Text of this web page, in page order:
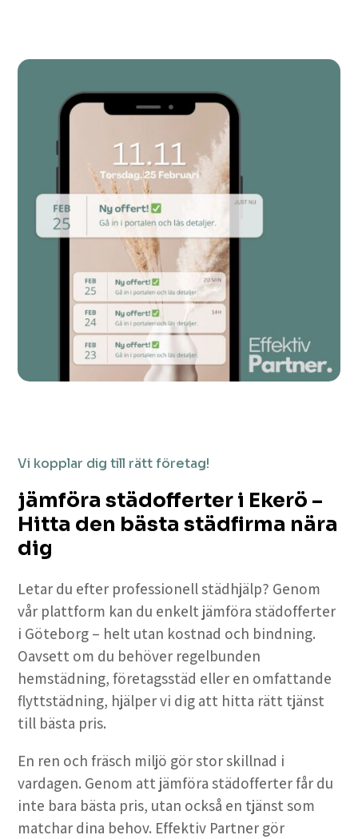
Vi kopplar dig till rätt företag!
jämföra städofferter i Ekerö –
Hitta den bästa städfirma nära
dig
Letar du efter professionell städhjälp? Genom
vår plattform kan du enkelt jämföra städofferter
i Göteborg – helt utan kostnad och bindning.
Oavsett om du behöver regelbunden
hemstädning, företagsstäd eller en omfattande
flyttstädning, hjälper vi dig att hitta rätt tjänst
till bästa pris.
En ren och fräsch miljö gör stor skillnad i
vardagen. Genom att jämföra städofferter får du
inte bara bästa pris, utan också en tjänst som
matchar dina behov. Effektiv Partner gör